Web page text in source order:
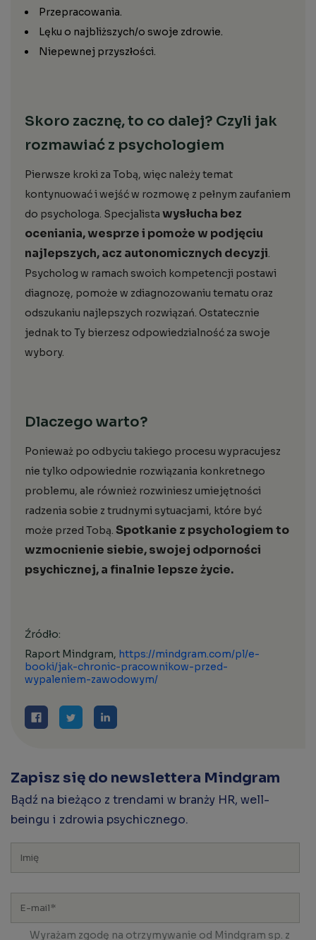
Przepracowania.
Lęku o najbliższych/o swoje zdrowie.
Niepewnej przyszłości.
Skoro zacznę, to co dalej? Czyli jak
rozmawiać z psychologiem
Pierwsze kroki za Tobą, więc należy temat
kontynuować i wejść w rozmowę z pełnym zaufaniem
do psychologa. Specjalista wysłucha bez
oceniania, wesprze i pomoże w podjęciu
najlepszych, acz autonomicznych decyzji.
Psycholog w ramach swoich kompetencji postawi
diagnozę, pomoże w zdiagnozowaniu tematu oraz
odszukaniu najlepszych rozwiązań. Ostatecznie
jednak to Ty bierzesz odpowiedzialność za swoje
wybory.
Dlaczego warto?
Ponieważ po odbyciu takiego procesu wypracujesz
nie tylko odpowiednie rozwiązania konkretnego
problemu, ale również rozwiniesz umiejętności
radzenia sobie z trudnymi sytuacjami, które być
może przed Tobą. Spotkanie z psychologiem to
wzmocnienie siebie, swojej odporności
psychicznej, a finalnie lepsze życie.
Źródło:
Raport Mindgram, https://mindgram.com/pl/e-
booki/jak-chronic-pracownikow-przed-
wypaleniem-zawodowym/
Zapisz się do newslettera Mindgram
Bądź na bieżąco z trendami w branży HR, well-
beingu i zdrowia psychicznego.
Wyrażam zgodę na otrzymywanie od Mindgram sp. z